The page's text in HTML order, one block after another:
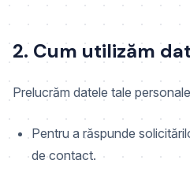
2. Cum utilizăm
Prelucrăm datele tale
Pentru a răspunde
de contact.